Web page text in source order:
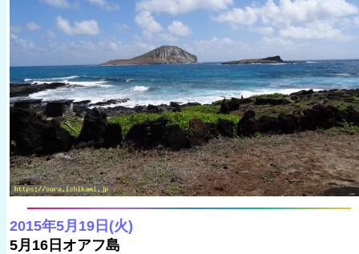
2015年5月19日(火)
5月16日オアフ島